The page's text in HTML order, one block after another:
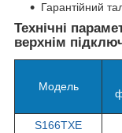
Гарантійний
Технічні
верхнім
Модель
S166TXE